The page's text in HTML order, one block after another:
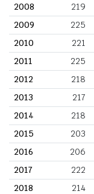
2008
219
2009
225
2010
221
2011
225
2012
218
2013
217
2014
218
2015
203
2016
206
2017
222
2018
214